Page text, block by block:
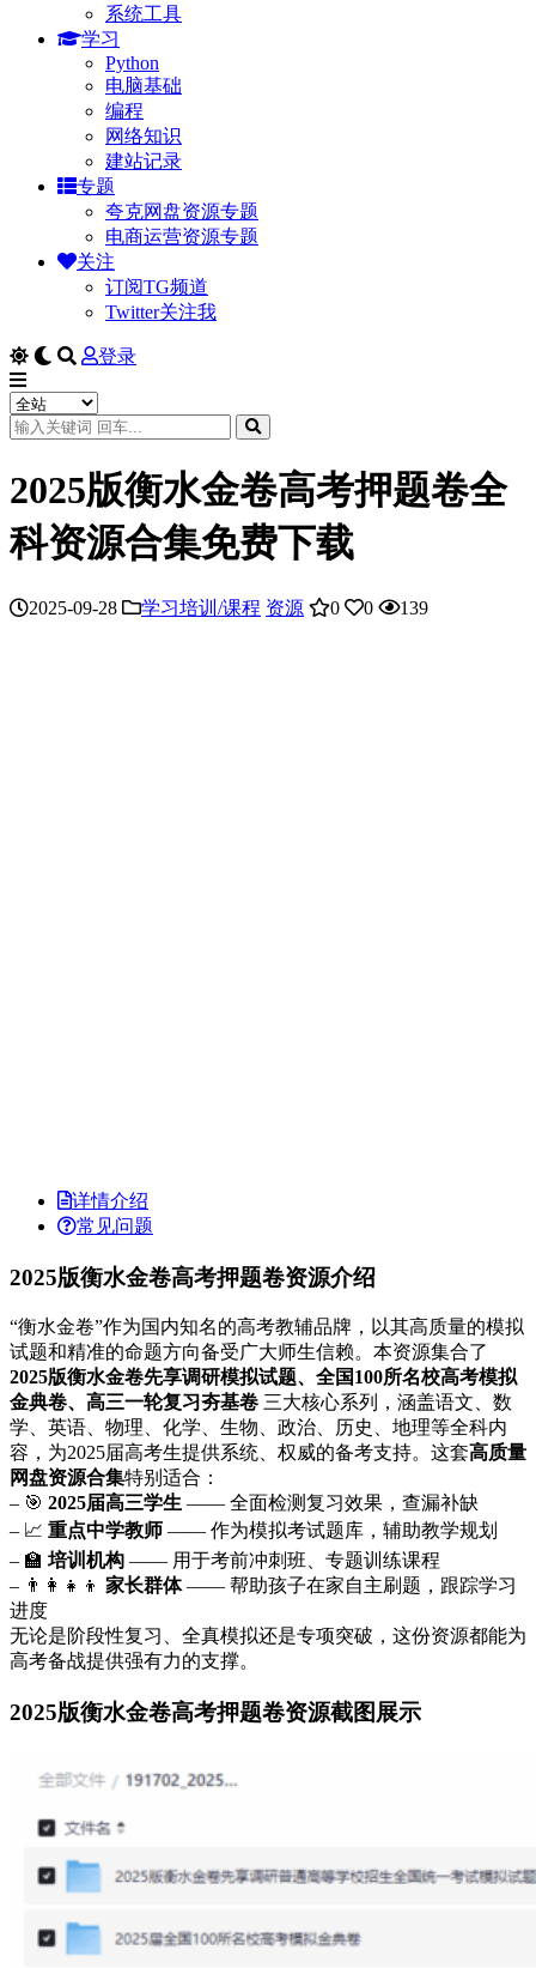
系统工具
学习
Python
电脑基础
编程
网络知识
建站记录
专题
夸克网盘资源专题
电商运营资源专题
关注
订阅TG频道
Twitter关注我
登录
2025版衡水金卷高考押题卷全
科资源合集免费下载
2025-09-28 学习培训/课程 资源 0 0 139
详情介绍
常见问题
2025版衡水金卷高考押题卷资源介绍
“衡水金卷”作为国内知名的高考教辅品牌，以其高质量的模拟
试题和精准的命题方向备受广大师生信赖。本资源集合了
2025版衡水金卷先享调研模拟试题、全国100所名校高考模拟
金典卷、高三一轮复习夯基卷 三大核心系列，涵盖语文、数
学、英语、物理、化学、生物、政治、历史、地理等全科内
容，为2025届高考生提供系统、权威的备考支持。这套高质量
网盘资源合集特别适合：
– 🎯 2025届高三学生 —— 全面检测复习效果，查漏补缺
– 📈 重点中学教师 —— 作为模拟考试题库，辅助教学规划
– 🏫 培训机构 —— 用于考前冲刺班、专题训练课程
– 👨‍👩‍👧‍👦 家长群体—— 帮助孩子在家自主刷题，跟踪学习
进度
无论是阶段性复习、全真模拟还是专项突破，这份资源都能为
高考备战提供强有力的支撑。
2025版衡水金卷高考押题卷资源截图展示